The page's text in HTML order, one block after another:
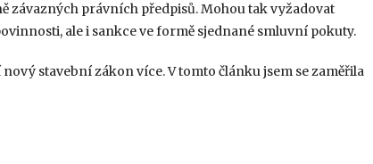
závazných právních předpisů. Mohou tak vyžadovat
ale i sankce ve formě sjednané smluvní pokuty.
stavební zákon více. V tomto článku jsem se zaměřila